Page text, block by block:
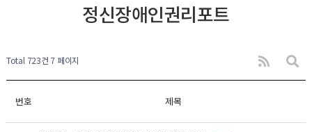
정신장애인권리포트
Total 723건 7 페이지
번호 제목